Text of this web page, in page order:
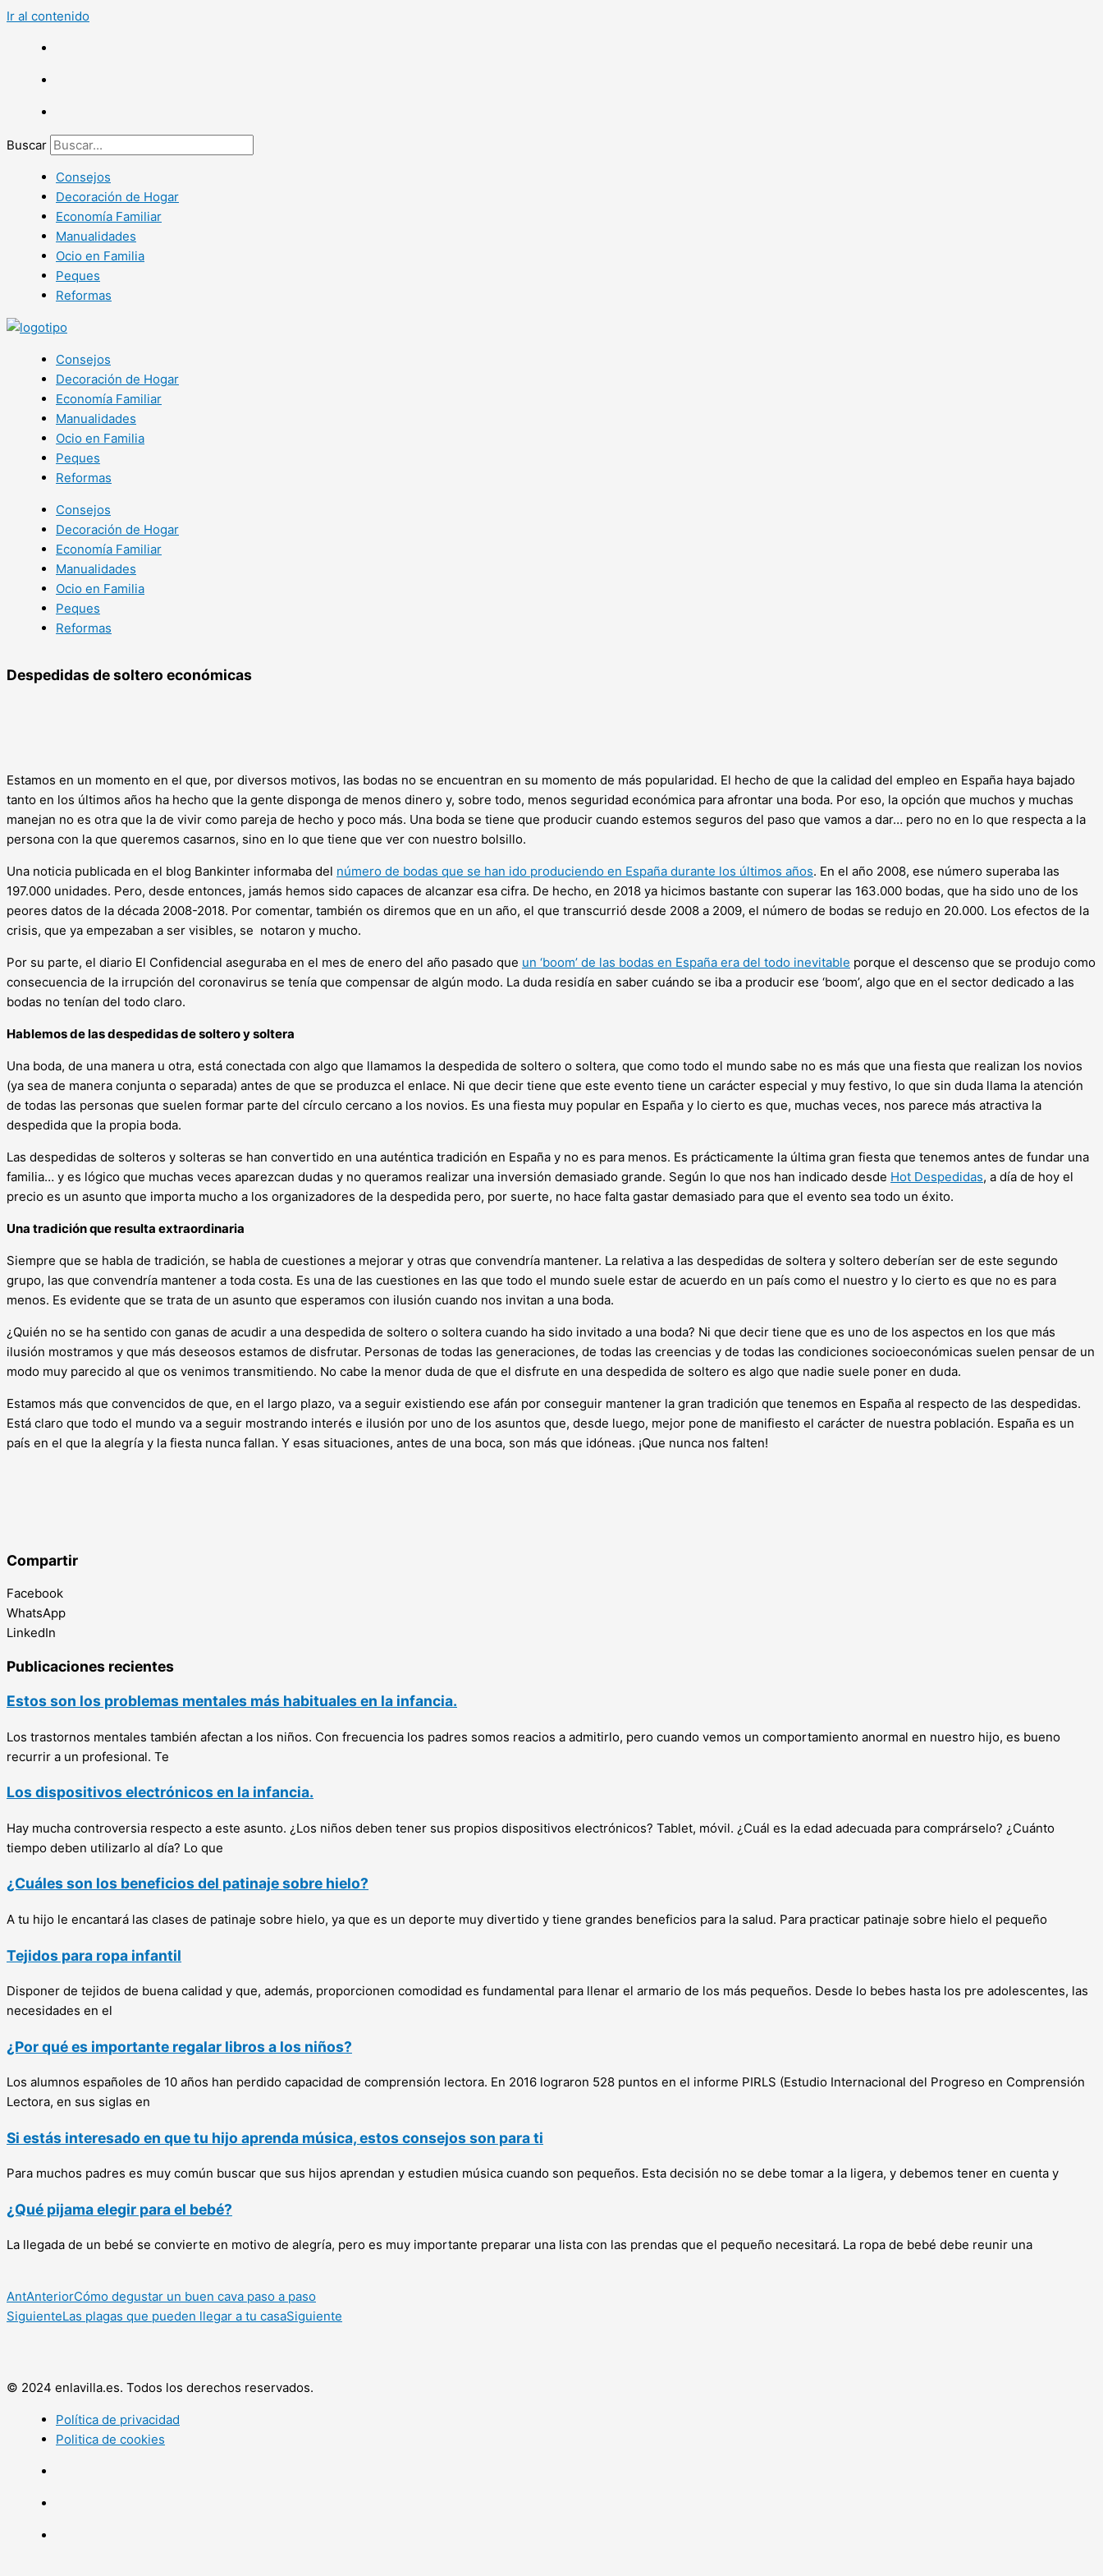
Ir al contenido
Buscar
Consejos
Decoración de Hogar
Economía Familiar
Manualidades
Ocio en Familia
Peques
Reformas
Consejos
Decoración de Hogar
Economía Familiar
Manualidades
Ocio en Familia
Peques
Reformas
Consejos
Decoración de Hogar
Economía Familiar
Manualidades
Ocio en Familia
Peques
Reformas
Despedidas de soltero económicas
Estamos en un momento en el que, por diversos motivos, las bodas no se encuentran en su momento de más popularidad. El hecho de que la calidad del empleo en España haya bajado
tanto en los últimos años ha hecho que la gente disponga de menos dinero y, sobre todo, menos seguridad económica para afrontar una boda. Por eso, la opción que muchos y muchas
manejan no es otra que la de vivir como pareja de hecho y poco más. Una boda se tiene que producir cuando estemos seguros del paso que vamos a dar… pero no en lo que respecta a la
persona con la que queremos casarnos, sino en lo que tiene que ver con nuestro bolsillo.
Una noticia publicada en el blog Bankinter informaba del número de bodas que se han ido produciendo en España durante los últimos años. En el año 2008, ese número superaba las
197.000 unidades. Pero, desde entonces, jamás hemos sido capaces de alcanzar esa cifra. De hecho, en 2018 ya hicimos bastante con superar las 163.000 bodas, que ha sido uno de los
peores datos de la década 2008-2018. Por comentar, también os diremos que en un año, el que transcurrió desde 2008 a 2009, el número de bodas se redujo en 20.000. Los efectos de la
crisis, que ya empezaban a ser visibles, se notaron y mucho.
Por su parte, el diario El Confidencial aseguraba en el mes de enero del año pasado que un ‘boom’ de las bodas en España era del todo inevitable porque el descenso que se produjo como
consecuencia de la irrupción del coronavirus se tenía que compensar de algún modo. La duda residía en saber cuándo se iba a producir ese ‘boom’, algo que en el sector dedicado a las
bodas no tenían del todo claro.
Hablemos de las despedidas de soltero y soltera
Una boda, de una manera u otra, está conectada con algo que llamamos la despedida de soltero o soltera, que como todo el mundo sabe no es más que una fiesta que realizan los novios
(ya sea de manera conjunta o separada) antes de que se produzca el enlace. Ni que decir tiene que este evento tiene un carácter especial y muy festivo, lo que sin duda llama la atención
de todas las personas que suelen formar parte del círculo cercano a los novios. Es una fiesta muy popular en España y lo cierto es que, muchas veces, nos parece más atractiva la
despedida que la propia boda.
Las despedidas de solteros y solteras se han convertido en una auténtica tradición en España y no es para menos. Es prácticamente la última gran fiesta que tenemos antes de fundar una
familia… y es lógico que muchas veces aparezcan dudas y no queramos realizar una inversión demasiado grande. Según lo que nos han indicado desde Hot Despedidas, a día de hoy el
precio es un asunto que importa mucho a los organizadores de la despedida pero, por suerte, no hace falta gastar demasiado para que el evento sea todo un éxito.
Una tradición que resulta extraordinaria
Siempre que se habla de tradición, se habla de cuestiones a mejorar y otras que convendría mantener. La relativa a las despedidas de soltera y soltero deberían ser de este segundo
grupo, las que convendría mantener a toda costa. Es una de las cuestiones en las que todo el mundo suele estar de acuerdo en un país como el nuestro y lo cierto es que no es para
menos. Es evidente que se trata de un asunto que esperamos con ilusión cuando nos invitan a una boda.
¿Quién no se ha sentido con ganas de acudir a una despedida de soltero o soltera cuando ha sido invitado a una boda? Ni que decir tiene que es uno de los aspectos en los que más
ilusión mostramos y que más deseosos estamos de disfrutar. Personas de todas las generaciones, de todas las creencias y de todas las condiciones socioeconómicas suelen pensar de un
modo muy parecido al que os venimos transmitiendo. No cabe la menor duda de que el disfrute en una despedida de soltero es algo que nadie suele poner en duda.
Estamos más que convencidos de que, en el largo plazo, va a seguir existiendo ese afán por conseguir mantener la gran tradición que tenemos en España al respecto de las despedidas.
Está claro que todo el mundo va a seguir mostrando interés e ilusión por uno de los asuntos que, desde luego, mejor pone de manifiesto el carácter de nuestra población. España es un
país en el que la alegría y la fiesta nunca fallan. Y esas situaciones, antes de una boca, son más que idóneas. ¡Que nunca nos falten!
Compartir
Facebook
WhatsApp
LinkedIn
Publicaciones recientes
Estos son los problemas mentales más habituales en la infancia.
Los trastornos mentales también afectan a los niños. Con frecuencia los padres somos reacios a admitirlo, pero cuando vemos un comportamiento anormal en nuestro hijo, es bueno
recurrir a un profesional. Te
Los dispositivos electrónicos en la infancia.
Hay mucha controversia respecto a este asunto. ¿Los niños deben tener sus propios dispositivos electrónicos? Tablet, móvil. ¿Cuál es la edad adecuada para comprárselo? ¿Cuánto
tiempo deben utilizarlo al día? Lo que
¿Cuáles son los beneficios del patinaje sobre hielo?
A tu hijo le encantará las clases de patinaje sobre hielo, ya que es un deporte muy divertido y tiene grandes beneficios para la salud. Para practicar patinaje sobre hielo el pequeño
Tejidos para ropa infantil
Disponer de tejidos de buena calidad y que, además, proporcionen comodidad es fundamental para llenar el armario de los más pequeños. Desde lo bebes hasta los pre adolescentes, las
necesidades en el
¿Por qué es importante regalar libros a los niños?
Los alumnos españoles de 10 años han perdido capacidad de comprensión lectora. En 2016 lograron 528 puntos en el informe PIRLS (Estudio Internacional del Progreso en Comprensión
Lectora, en sus siglas en
Si estás interesado en que tu hijo aprenda música, estos consejos son para ti
Para muchos padres es muy común buscar que sus hijos aprendan y estudien música cuando son pequeños. Esta decisión no se debe tomar a la ligera, y debemos tener en cuenta y
¿Qué pijama elegir para el bebé?
La llegada de un bebé se convierte en motivo de alegría, pero es muy importante preparar una lista con las prendas que el pequeño necesitará. La ropa de bebé debe reunir una
AntAnteriorCómo degustar un buen cava paso a paso
SiguienteLas plagas que pueden llegar a tu casaSiguiente
© 2024 enlavilla.es. Todos los derechos reservados.
Política de privacidad
Politica de cookies